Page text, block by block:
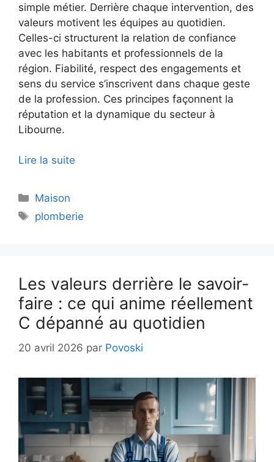
simple métier. Derrière chaque intervention, des
valeurs motivent les équipes au quotidien.
Celles-ci structurent la relation de confiance
avec les habitants et professionnels de la
région. Fiabilité, respect des engagements et
sens du service s’inscrivent dans chaque geste
de la profession. Ces principes façonnent la
réputation et la dynamique du secteur à
Libourne.
Lire la suite
Catégories
Maison
Étiquettes
plomberie
Les valeurs derrière le savoir-
faire : ce qui anime réellement
C dépanné au quotidien
20 avril 2026 par Povoski